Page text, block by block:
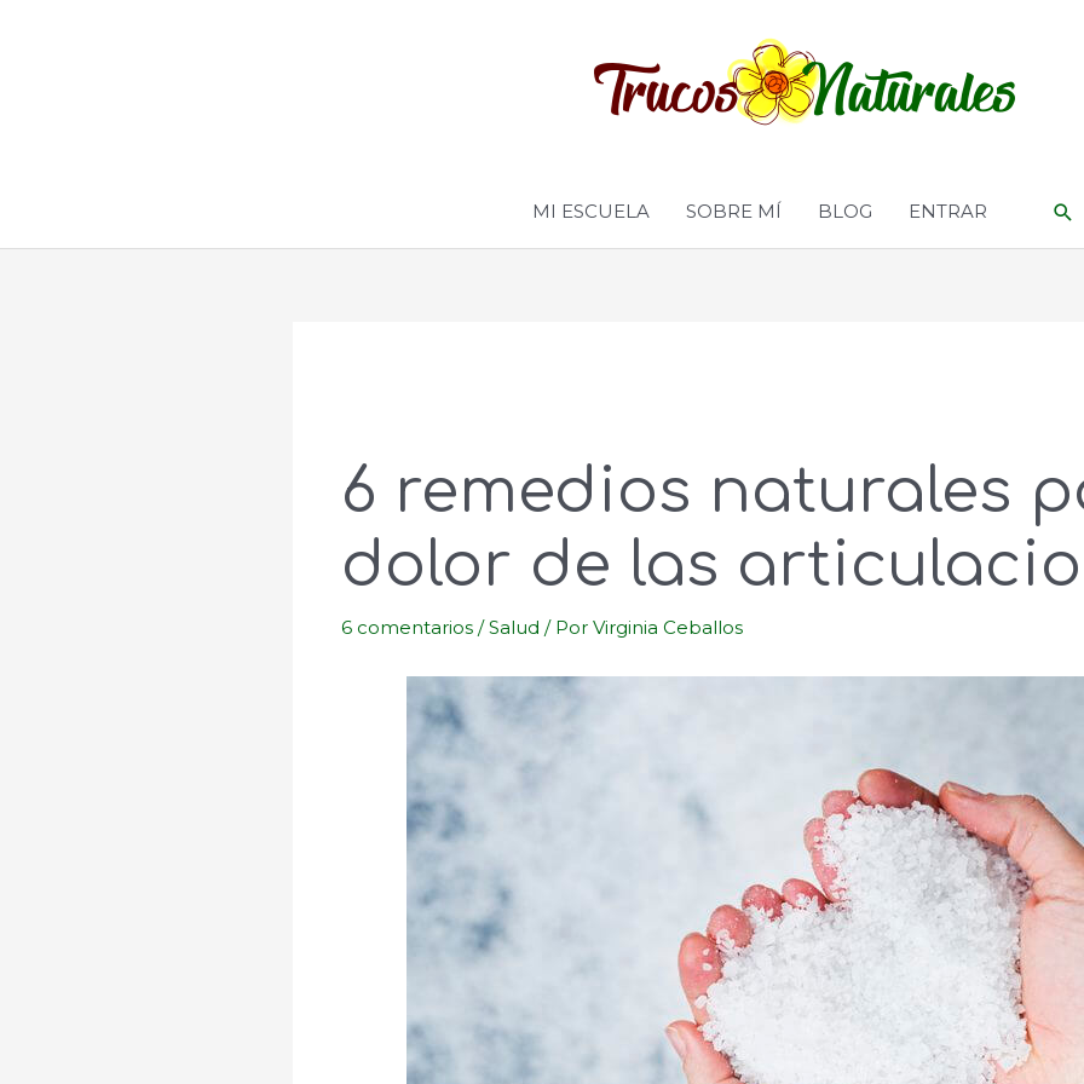
MI ESCUELA SOBRE MÍ BLOG ENTRAR
6 remedios naturales
dolor de las
6 comentarios /Salud / PorVirginia Ceballos